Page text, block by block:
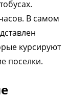
В самом
курсируют
поселки.